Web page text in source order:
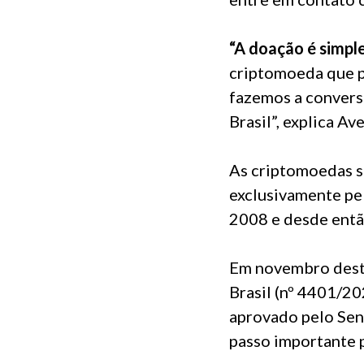
“A doação é
criptomoeda que
fazemos a
Brasil”, explica
As criptomoedas
exclusivamente
2008 e desde
Em novembro
Brasil (nº 4401/
aprovado pelo
passo importante